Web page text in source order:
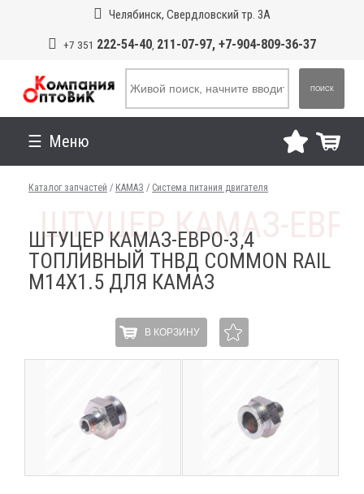
Челябинск, Свердловский тр. 3А
+7 351 222-54-40, 211-07-97, +7-904-809-36-37
ПОИСК
Меню
Каталог запчастей / КАМАЗ / Система питания двигателя
ШТУЦЕР КАМАЗ-ЕВРО-3,4
ТОПЛИВНЫЙ ТНВД COMMON RAIL
М14Х1.5 ДЛЯ КАМАЗ
В КОРЗИНУ